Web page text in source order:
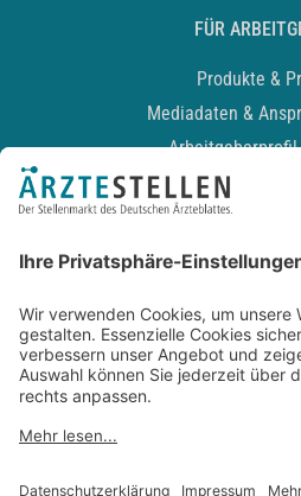
FÜR
Produkte &
Mediadaten &
Recruiting-
Kontakt